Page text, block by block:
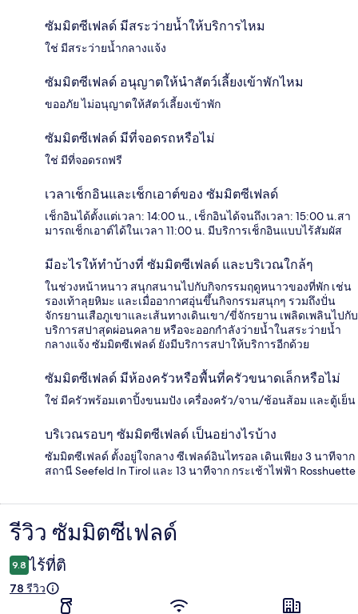
ซัมมิตซีเฟลด์ มีสระว่ายน้ำให้บริการไหม
ใช่ มีสระว่ายน้ำกลางแจ้ง
ซัมมิตซีเฟลด์ อนุญาตให้นำสัตว์เลี้ยงเข้าพักไหม
ขออภัย ไม่อนุญาตให้สัตว์เลี้ยงเข้าพัก
ซัมมิตซีเฟลด์ มีที่จอดรถหรือไม่
ใช่ มีที่จอดรถฟรี
เวลาเช็กอินและเช็กเอาต์ของ ซัมมิตซีเฟลด์
เช็กอินได้ตั้งแต่เวลา: 14:00 น., เช็กอินได้จนถึงเวลา: 15:00 น.สา
มารถเช็กเอาต์ได้ในเวลา 11:00 น. มีบริการเช็กอินแบบไร้สัมผัส
มีอะไรให้ทำบ้างที่ ซัมมิตซีเฟลด์ และบริเวณใกล้ๆ
ในช่วงหน้าหนาว สนุกสนานไปกับกิจกรรมฤดูหนาวของที่พัก เช่น
รองเท้าลุยหิมะ และเมื่ออากาศอุ่นขึ้นกิจกรรมสนุกๆ รวมถึงปั่น
จักรยานเสือภูเขาและเส้นทางเดินเขา/ขี่จักรยาน เพลิดเพลินไปกับ
บริการสปาสุดผ่อนคลาย หรือจะออกกำลังว่ายน้ำในสระว่ายน้ำ
กลางแจ้ง ซัมมิตซีเฟลด์ ยังมีบริการสปาให้บริการอีกด้วย
ซัมมิตซีเฟลด์ มีห้องครัวหรือพื้นที่ครัวขนาดเล็กหรือไม่
ใช่ มีครัวพร้อมเตาปิ้งขนมปัง เครื่องครัว/จาน/ช้อนส้อม และตู้เย็น
บริเวณรอบๆ ซัมมิตซีเฟลด์ เป็นอย่างไรบ้าง
ซัมมิตซีเฟลด์ ตั้งอยู่ใจกลาง ซีเฟลด์อินไทรอล เดินเพียง 3 นาทีจาก
สถานี Seefeld In Tirol และ 13 นาทีจาก กระเช้าไฟฟ้า Rosshuette
รีวิว
รีวิว ซัมมิตซีเฟลด์
9.8 ไร้ที่ติ
78 รีวิว